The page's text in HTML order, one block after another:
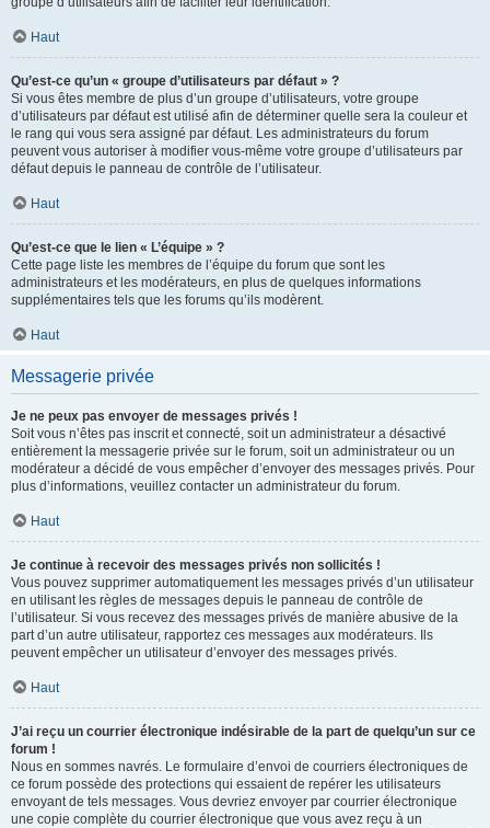
Haut
Qu’est-ce qu’un « groupe d’utilisateurs par défaut » ?
Si vous êtes membre de plus d’un groupe d’utilisateurs, votre groupe
d’utilisateurs par défaut est utilisé afin de déterminer quelle sera la couleur et
le rang qui vous sera assigné par défaut. Les administrateurs du forum
peuvent vous autoriser à modifier vous-même votre groupe d’utilisateurs par
défaut depuis le panneau de contrôle de l’utilisateur.
Haut
Qu’est-ce que le lien « L’équipe » ?
Cette page liste les membres de l’équipe du forum que sont les
administrateurs et les modérateurs, en plus de quelques informations
supplémentaires tels que les forums qu’ils modèrent.
Haut
Messagerie privée
Je ne peux pas envoyer de messages privés !
Soit vous n’êtes pas inscrit et connecté, soit un administrateur a désactivé
entièrement la messagerie privée sur le forum, soit un administrateur ou un
modérateur a décidé de vous empêcher d’envoyer des messages privés. Pour
plus d’informations, veuillez contacter un administrateur du forum.
Haut
Je continue à recevoir des messages privés non sollicités !
Vous pouvez supprimer automatiquement les messages privés d’un utilisateur
en utilisant les règles de messages depuis le panneau de contrôle de
l’utilisateur. Si vous recevez des messages privés de manière abusive de la
part d’un autre utilisateur, rapportez ces messages aux modérateurs. Ils
peuvent empêcher un utilisateur d’envoyer des messages privés.
Haut
J’ai reçu un courrier électronique indésirable de la part de quelqu’un sur ce
forum !
Nous en sommes navrés. Le formulaire d’envoi de courriers électroniques de
ce forum possède des protections qui essaient de repérer les utilisateurs
envoyant de tels messages. Vous devriez envoyer par courrier électronique
une copie complète du courrier électronique que vous avez reçu à un